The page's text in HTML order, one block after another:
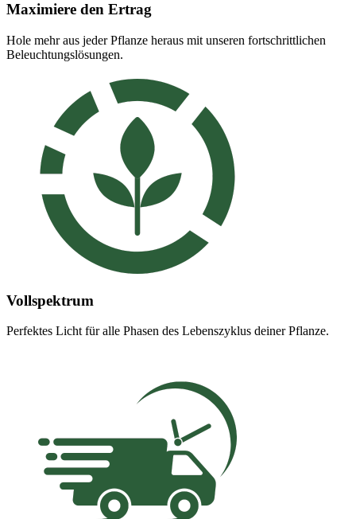
Maximiere den Ertrag
Hole mehr aus jeder Pflanze heraus mit unseren fortschrittlichen
Beleuchtungslösungen.
Vollspektrum
Perfektes Licht für alle Phasen des Lebenszyklus deiner Pflanze.